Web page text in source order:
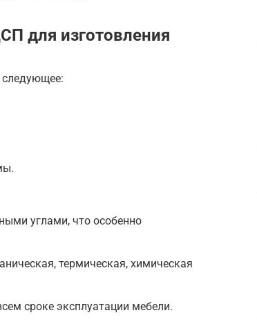
для изготовления
углами, что особенно
термическая, химическая
сроке эксплуатации мебели.